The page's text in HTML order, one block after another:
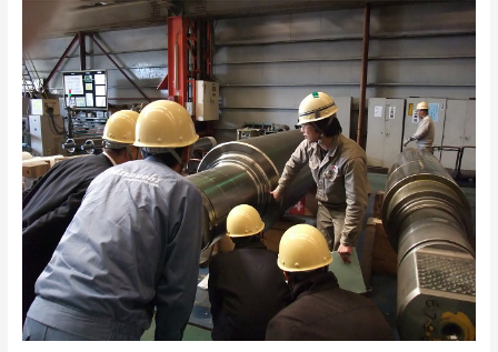
Magang
Jepang
Jadi
Makin
Asyik
Jika
Ada
5
Hal
Menarik
Berikut
Ulasannya